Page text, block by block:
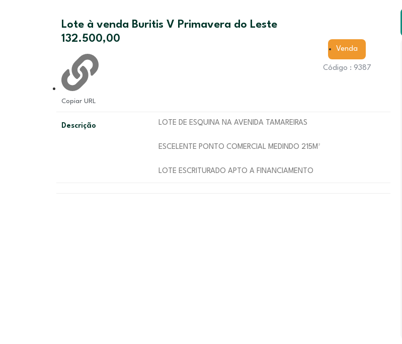
Lote à venda Buritis V Primavera do Leste
132.500,00
Copiar URL
Venda
Código : 9387
Descrição LOTE DE ESQUINA NA AVENIDA TAMAREIRAS
ESCELENTE PONTO COMERCIAL MEDINDO 215M²
LOTE ESCRITURADO APTO A FINANCIAMENTO